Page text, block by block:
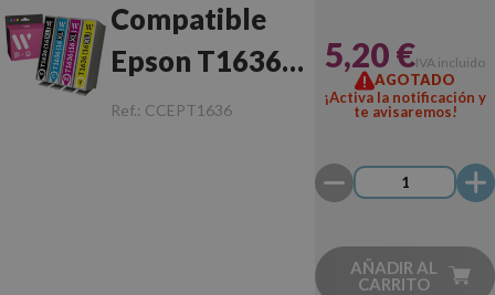
Compatible
Epson T1636
(16XL)
Ref.: CCEPT1636
5,20 €IVA incluido
AGOTADO
¡Activa la notificación y
te avisaremos!
AÑADIR AL
CARRITO